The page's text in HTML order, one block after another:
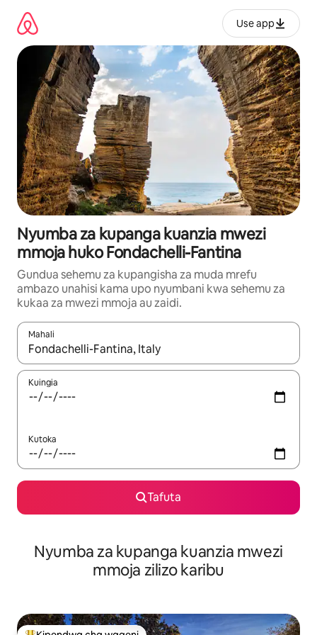
kwenda
kwenye
maudhui
Use app
Nyumba za kupanga kuanzia mwezi
mmoja huko Fondachelli-Fantina
Gundua sehemu za kupangisha za muda mrefu
ambazo unahisi kama upo nyumbani kwa sehemu za
kukaa za mwezi mmoja au zaidi.
Mahali
Wakati matokeo yanapatikana, vinjari kwa kutumia vitufe vya
Kuingia
Kutoka
Tafuta
Nyumba za kupanga kuanzia mwezi
mmoja zilizo karibu